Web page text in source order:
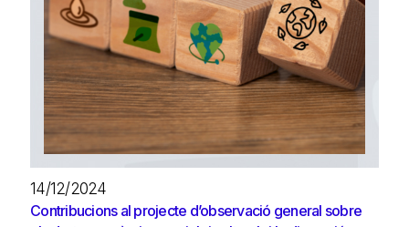
14/12/2024
Contribucions al projecte d’observació general sobre